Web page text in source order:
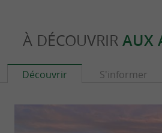
À DÉCOUVRIR AUX
Découvrir S'informer